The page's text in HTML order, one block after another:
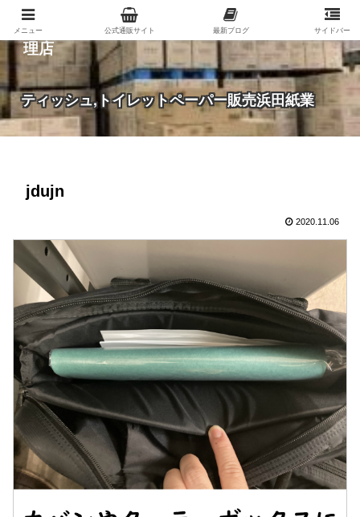
紙（家庭紙・包装紙・印刷用紙など）の総合代
理店
ティッシュ,トイレットペーパー販売浜田紙業
jdujn
2020.11.06
メニュー 公式通販サイト 最新ブログ サイドバー